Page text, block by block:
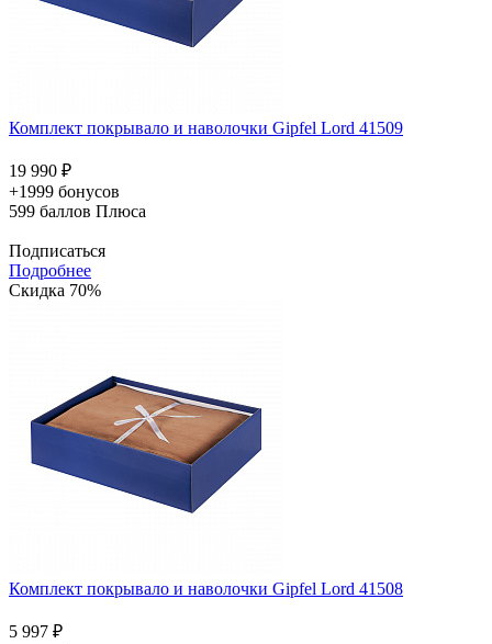
Комплект покрывало и наволочки Gipfel Lord 41509
19 990 ₽
+1999 бонусов
599 баллов Плюса
Подписаться
Подробнее
Скидка 70%
Комплект покрывало и наволочки Gipfel Lord 41508
5 997 ₽